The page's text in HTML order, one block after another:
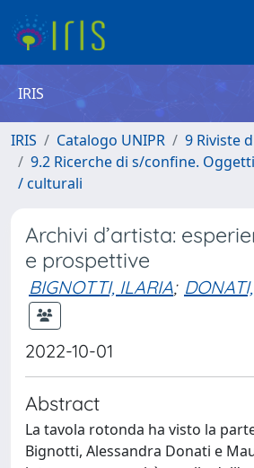
IRIS
IRIS Catalogo UNIPR
9 Riviste
9.2 Ricerche di s/confine.
/ culturali
Archivi d’artista:
e prospettive
BIGNOTTI, ILARIA;
2022-10-01
Abstract
La tavola rotonda ha visto la
Bignotti, Alessandra Donati e